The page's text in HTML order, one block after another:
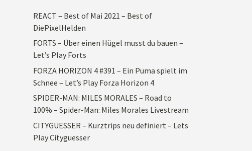
REACT – Best of Mai 2021 – Best of
DiePixelHelden
FORTS – Über einen Hügel musst du bauen –
Let’s Play Forts
FORZA HORIZON 4 #391 – Ein Puma spielt im
Schnee – Let’s Play Forza Horizon 4
SPIDER-MAN: MILES MORALES – Road to
100% – Spider-Man: Miles Morales Livestream
CITYGUESSER – Kurztrips neu definiert – Lets
Play Cityguesser